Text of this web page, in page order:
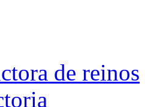
de reinos